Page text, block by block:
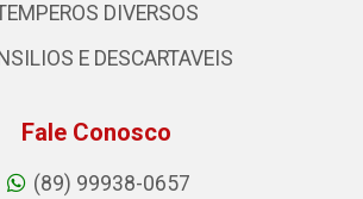
DIVERSOS
E DESCARTAVEIS
Fale Conosco
(89) 99938-0657